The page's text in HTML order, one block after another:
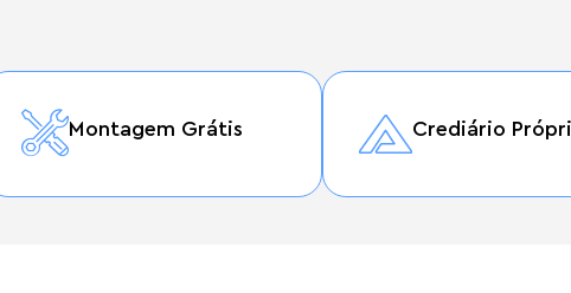
Montagem Grátis Crediário